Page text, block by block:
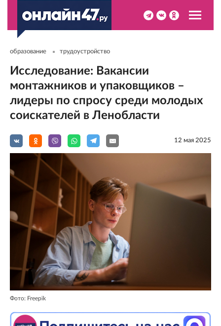
образование трудоустройство
Исследование: Вакансии
монтажников и упаковщиков –
лидеры по спросу среди молодых
соискателей в Ленобласти
12 мая 2025
Фото: Freepik